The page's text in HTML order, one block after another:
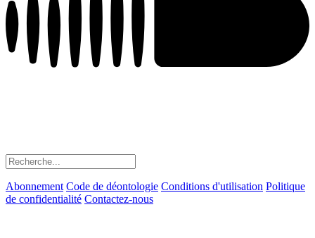
Abonnement Code de déontologie Conditions d'utilisation Politique
de confidentialité Contactez-nous